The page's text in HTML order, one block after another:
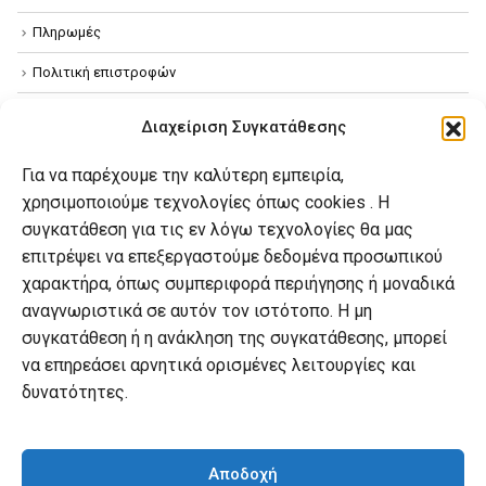
Διαχείριση Συγκατάθεσης
Για να παρέχουμε την καλύτερη εμπειρία,
χρησιμοποιούμε τεχνολογίες όπως cookies . Η
συγκατάθεση για τις εν λόγω τεχνολογίες θα μας
επιτρέψει να επεξεργαστούμε δεδομένα προσωπικού
χαρακτήρα, όπως συμπεριφορά περιήγησης ή μοναδικά
αναγνωριστικά σε αυτόν τον ιστότοπο. Η μη
συγκατάθεση ή η ανάκληση της συγκατάθεσης, μπορεί
να επηρεάσει αρνητικά ορισμένες λειτουργίες και
δυνατότητες.
Αποδοχή
Πληρωμές
Πολιτική επιστροφών
Πολιτική Cookies
Ο λογαριασμός μου
Ο λογαριασμός μου
Οι παραγγελίες μου
Λίστα επιθυμιών